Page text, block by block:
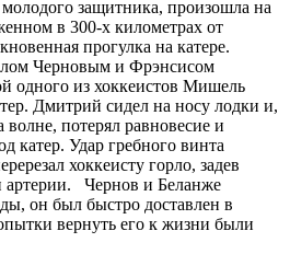
защитника, произошла на
в 300-х километрах от
прогулка на катере.
Черновым и Фрэнсисом
одного из хоккеистов Мишель
Дмитрий сидел на носу лодки и,
потерял равновесие и
катер. Удар гребного винта
хоккеисту горло, задев
Чернов и Беланже
он был быстро доставлен в
вернуть его к жизни были